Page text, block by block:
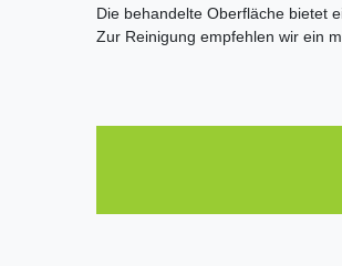
Die behandelte Oberfläche bietet
Zur Reinigung empfehlen wir ein